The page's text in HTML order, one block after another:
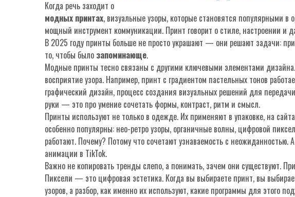
Когда речь заходит о
модных принтах, визуальные узоры, которые становятся популярными в
мощный инструмент коммуникации. Принт говорит о стиле, настроении и
В 2025 году принты больше не просто украшают — они решают задачи:
то, чтобы было запоминающе.
Модные принты тесно связаны с другими ключевыми элементами дизайна.
восприятие узора. Например, принт с градиентом пастельных тонов
графический дизайн, процесс создания визуальных решений для
руки — это про умение сочетать формы, контраст, ритм и смысл.
Принты используют не только в одежде. Их применяют в упаковке, на
особенно популярны: нео-ретро узоры, органичные волны, цифровой
работают. Почему? Потому что сочетают узнаваемость с
анимации в TikTok.
Важно не копировать тренды слепо, а понимать, зачем они существуют.
Пиксели — это цифровая эстетика. Когда вы выбираете принт, вы
узоров, а разбор, как именно их используют, какие программы для этого